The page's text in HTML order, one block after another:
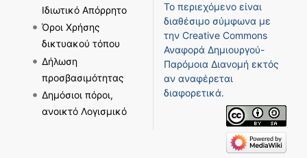
Ιδιωτικό Απόρρητο
Όροι Χρήσης
δικτυακού τόπου
Δήλωση
προσβασιμότητας
Δημόσιοι πόροι,
ανοικτό Λογισμικό
Το περιεχόμενο είναι
διαθέσιμο σύμφωνα με
την Creative Commons
Αναφορά Δημιουργού-
Παρόμοια Διανομή εκτός
αν αναφέρεται
διαφορετικά.